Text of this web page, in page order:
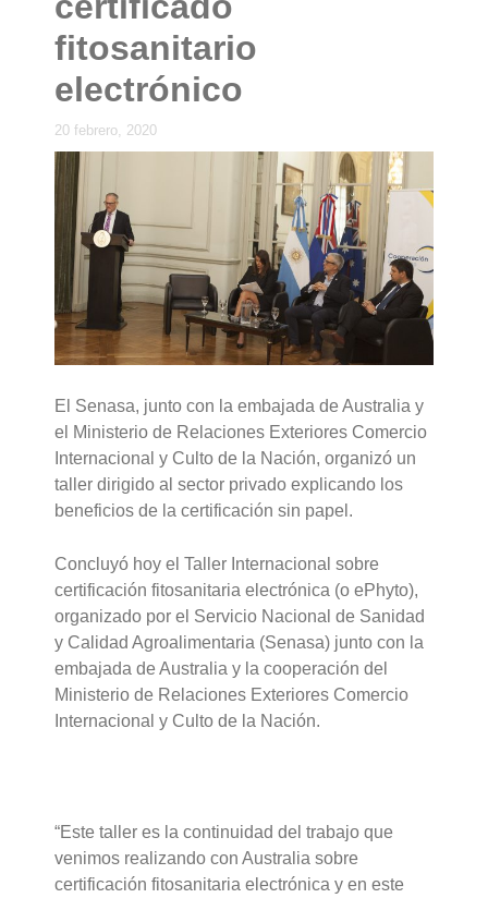
fitosanitario
electrónico
20 febrero, 2020
El Senasa, junto con la embajada de Australia y
el Ministerio de Relaciones Exteriores Comercio
Internacional y Culto de la Nación, organizó un
taller dirigido al sector privado explicando los
beneficios de la certificación sin papel.
Concluyó hoy el Taller Internacional sobre
certificación fitosanitaria electrónica (o ePhyto),
organizado por el Servicio Nacional de Sanidad
y Calidad Agroalimentaria (Senasa) junto con la
embajada de Australia y la cooperación del
Ministerio de Relaciones Exteriores Comercio
Internacional y Culto de la Nación.
“Este taller es la continuidad del trabajo que
venimos realizando con Australia sobre
certificación fitosanitaria electrónica y en este